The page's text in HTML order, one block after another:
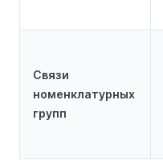
Связи
номенклатурных
групп